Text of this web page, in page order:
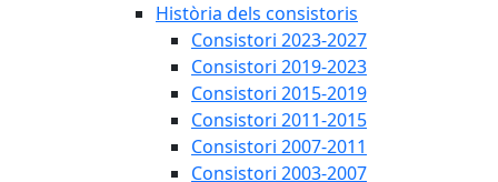
Història dels consistoris
Consistori 2023-2027
Consistori 2019-2023
Consistori 2015-2019
Consistori 2011-2015
Consistori 2007-2011
Consistori 2003-2007